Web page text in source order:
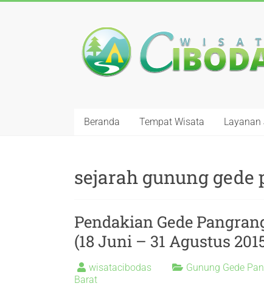
Beranda Tempat Wisata Layanan
sejarah gunung gede
Pendakian Gede
(18 Juni – 31 Agustus
wisatacibodas Gunung Gede
Barat